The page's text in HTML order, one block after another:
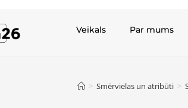
Veikals Par mums
> Smērvielas un atribūti >